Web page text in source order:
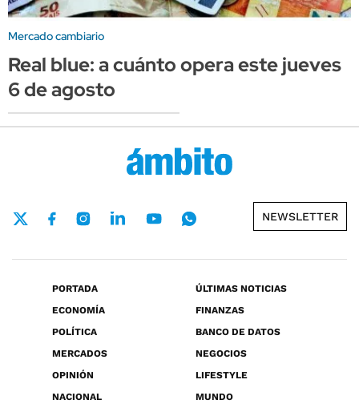
Mercado cambiario
Real blue: a cuánto opera este jueves
6 de agosto
NEWSLETTER
PORTADA
ÚLTIMAS NOTICIAS
ECONOMÍA
FINANZAS
POLÍTICA
BANCO DE DATOS
MERCADOS
NEGOCIOS
OPINIÓN
LIFESTYLE
NACIONAL
MUNDO